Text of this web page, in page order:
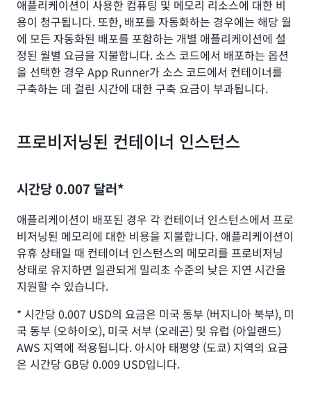
애플리케이션이 사용한 컴퓨팅 및 메모리 리소스에 대한 비
용이 청구됩니다. 또한, 배포를 자동화하는 경우에는 해당 월
에 모든 자동화된 배포를 포함하는 개별 애플리케이션에 설
정된 월별 요금을 지불합니다. 소스 코드에서 배포하는 옵션
을 선택한 경우 App Runner가 소스 코드에서 컨테이너를
구축하는 데 걸린 시간에 대한 구축 요금이 부과됩니다.
프로비저닝된 컨테이너 인스턴스
시간당 0.007 달러*
애플리케이션이 배포된 경우 각 컨테이너 인스턴스에서 프로
비저닝된 메모리에 대한 비용을 지불합니다. 애플리케이션이
유휴 상태일 때 컨테이너 인스턴스의 메모리를 프로비저닝
상태로 유지하면 일관되게 밀리초 수준의 낮은 지연 시간을
지원할 수 있습니다.
* 시간당 0.007 USD의 요금은 미국 동부 (버지니아 북부), 미
국 동부 (오하이오), 미국 서부 (오레곤) 및 유럽 (아일랜드)
AWS 지역에 적용됩니다. 아시아 태평양 (도쿄) 지역의 요금
은 시간당 GB당 0.009 USD입니다.